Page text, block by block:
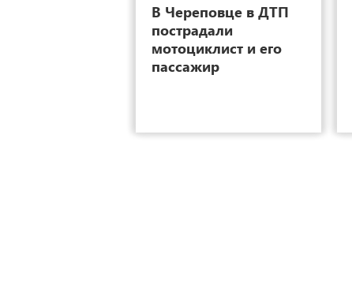
В Череповце в ДТП
пострадали
мотоциклист и его
пассажир